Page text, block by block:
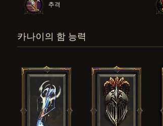
추격
카나이의 함 능력